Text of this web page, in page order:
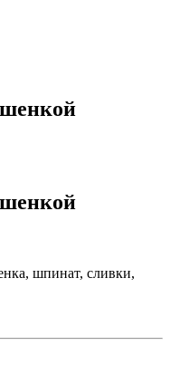
шпинат, сливки,